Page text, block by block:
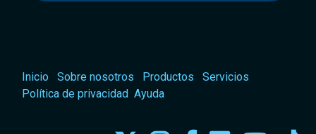
Inicio Sobre nosotros Productos
Servicios
Política de privacidad Ayuda